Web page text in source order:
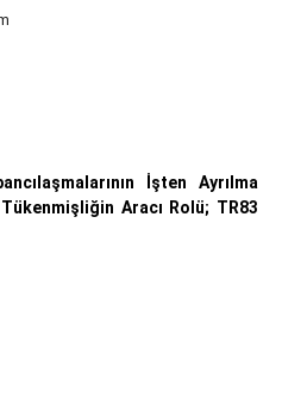
İşten Ayrılma
Aracı Rolü; TR83